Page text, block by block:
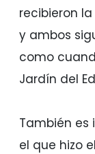
recibieron
y ambos
como
Jardín del
También es
el que hizo